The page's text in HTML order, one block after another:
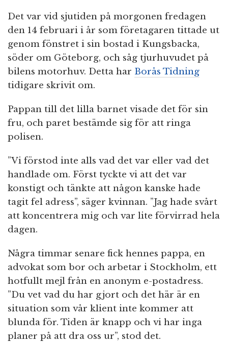
Det var vid sjutiden på morgonen fredagen
den 14 februari i år som företagaren tittade ut
genom fönstret i sin bostad i Kungsbacka,
söder om Göteborg, och såg tjurhuvudet på
bilens motorhuv. Detta har Borås Tidning
tidigare skrivit om.
Pappan till det lilla barnet visade det för sin
fru, och paret bestämde sig för att ringa
polisen.
”Vi förstod inte alls vad det var eller vad det
handlade om. Först tyckte vi att det var
konstigt och tänkte att någon kanske hade
tagit fel adress”, säger kvinnan. ”Jag hade svårt
att koncentrera mig och var lite förvirrad hela
dagen.
Några timmar senare fick hennes pappa, en
advokat som bor och arbetar i Stockholm, ett
hotfullt mejl från en anonym e-postadress.
”Du vet vad du har gjort och det här är en
situation som vår klient inte kommer att
blunda för. Tiden är knapp och vi har inga
planer på att dra oss ur”, stod det.